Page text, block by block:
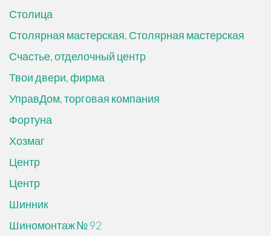
Столица
Столярная мастерская, Столярная мастерская
Счастье, отделочный центр
Твои двери, фирма
УправДом, торговая компания
Фортуна
Хозмаг
Центр
Центр
Шинник
Шиномонтаж № 92